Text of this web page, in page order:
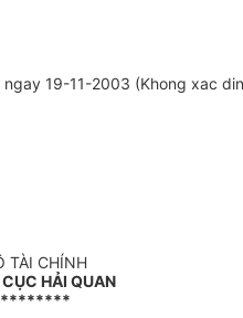
ngay 19-11-2003 (Khong xac
TÀI CHÍNH
HẢI QUAN
********